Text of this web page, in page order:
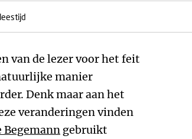
van de lezer voor het feit
manier
Denk maar aan het
veranderingen vinden
Begemann gebruikt